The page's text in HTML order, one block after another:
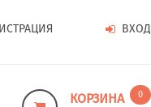
ВХОД
КОРЗИНА 0